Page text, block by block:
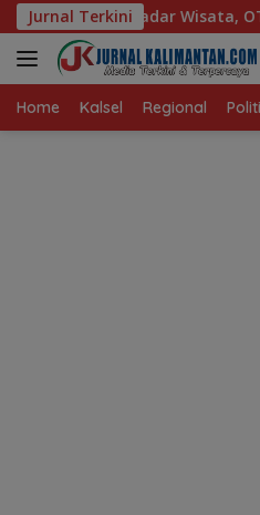
Langsung
ke
konten
Jurnal Terkini
OTW AKSEL Ajak
Home Kalsel Regional